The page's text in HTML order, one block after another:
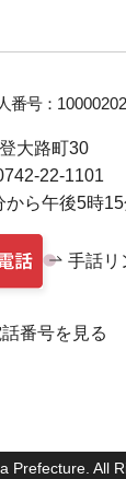
番号：
大路町30
22-1101
ら午後5時15
手話リ
番号を見る
Prefecture. All